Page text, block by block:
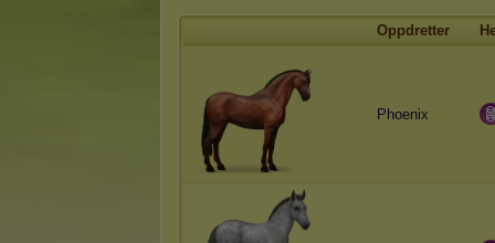
Oppdretter
Phoenix